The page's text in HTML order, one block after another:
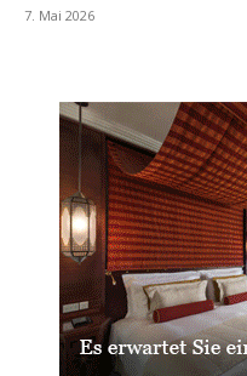
7. Mai 2026